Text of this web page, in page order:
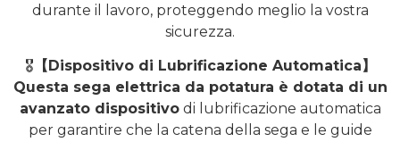
durante il lavoro, proteggendo meglio la vostra
sicurezza.
🎖️ 【Dispositivo di Lubrificazione Automatica】
Questa sega elettrica da potatura è dotata di un
avanzato dispositivodi lubrificazione automatica
per garantire che la catena della sega e le guide